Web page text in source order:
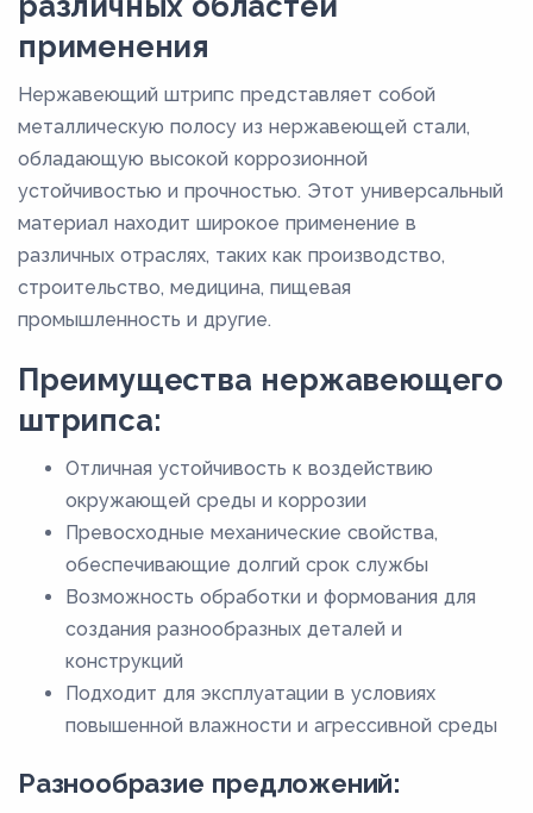
1
10
1,1
1,3
1,5
1,6
1,7
1,8
1,9
2
2,25
2,5
2,75
применения
Нержавеющий штрипс представляет собой
металлическую полосу из нержавеющей стали,
обладающую высокой коррозионной
устойчивостью и прочностью. Этот универсальный
материал находит широкое применение в
различных отраслях, таких как производство,
строительство, медицина, пищевая
промышленность и другие.
Преимущества нержавеющего
штрипса:
Отличная устойчивость к воздействию
окружающей среды и коррозии
Превосходные механические свойства,
обеспечивающие долгий срок службы
Возможность обработки и формования для
создания разнообразных деталей и
конструкций
Подходит для эксплуатации в условиях
повышенной влажности и агрессивной среды
Разнообразие предложений: